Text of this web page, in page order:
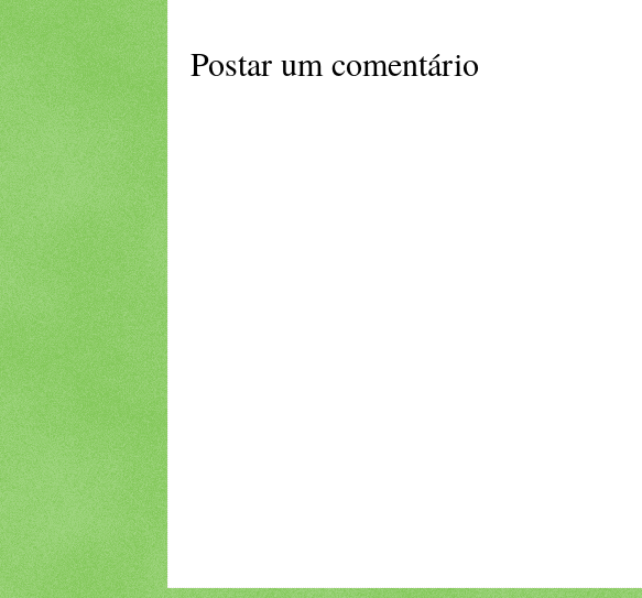
Postar um comentário